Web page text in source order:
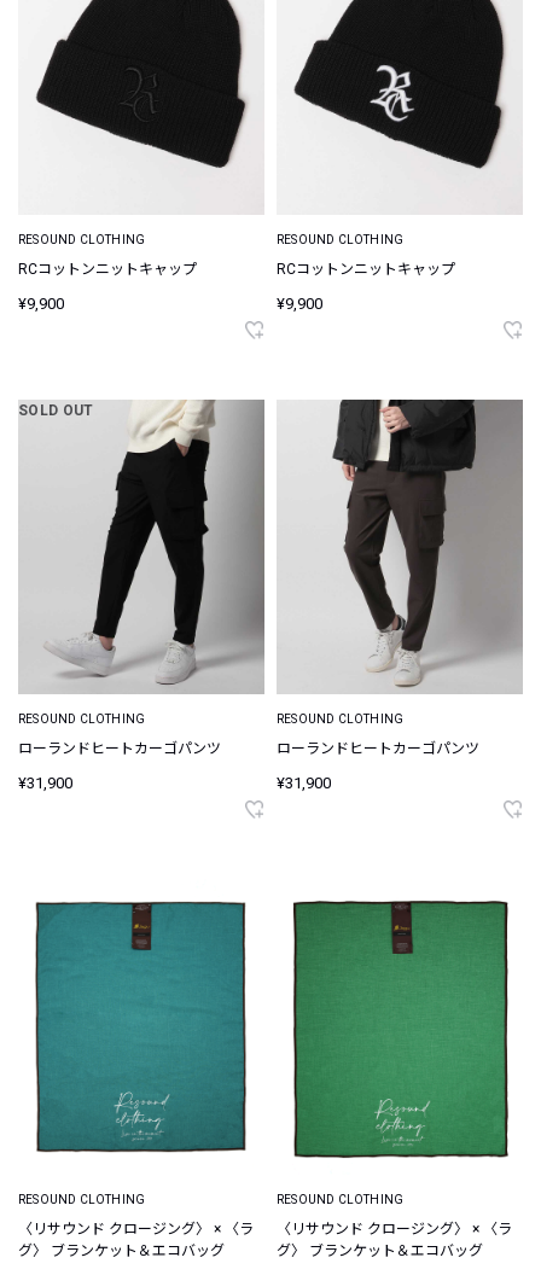
RESOUND CLOTHING
RCコットンニットキャップ
¥9,900
RESOUND CLOTHING
RCコットンニットキャップ
¥9,900
SOLD OUT
RESOUND CLOTHING
ローランドヒートカーゴパンツ
¥31,900
RESOUND CLOTHING
ローランドヒートカーゴパンツ
¥31,900
RESOUND CLOTHING
〈リサウンド クロージング〉 × 〈ラ
グ〉 ブランケット＆エコバッグ
RESOUND CLOTHING
〈リサウンド クロージング〉 × 〈ラ
グ〉 ブランケット＆エコバッグ